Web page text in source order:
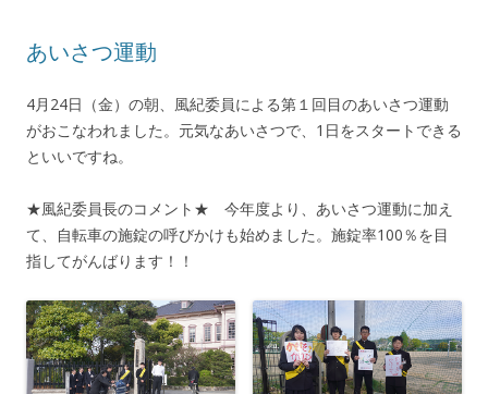
あいさつ運動
4月24日（金）の朝、風紀委員による第１回目のあいさつ運動
がおこなわれました。元気なあいさつで、1日をスタートできる
といいですね。
★風紀委員長のコメント★ 今年度より、あいさつ運動に加え
て、自転車の施錠の呼びかけも始めました。施錠率100％を目
指してがんばります！！